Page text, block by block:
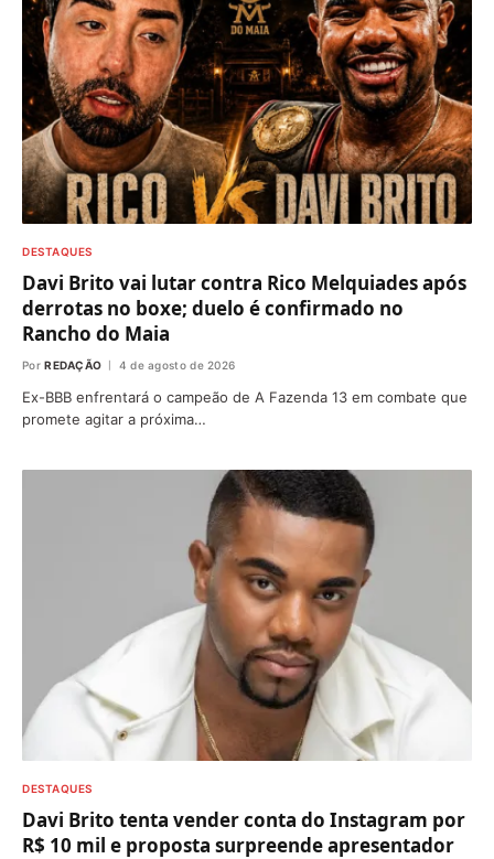
DESTAQUES
Davi Brito vai lutar contra Rico Melquiades após
derrotas no boxe; duelo é confirmado no
Rancho do Maia
Por REDAÇÃO 4 de agosto de 2026
Ex-BBB enfrentará o campeão de A Fazenda 13 em combate que
promete agitar a próxima…
DESTAQUES
Davi Brito tenta vender conta do Instagram por
R$ 10 mil e proposta surpreende apresentador